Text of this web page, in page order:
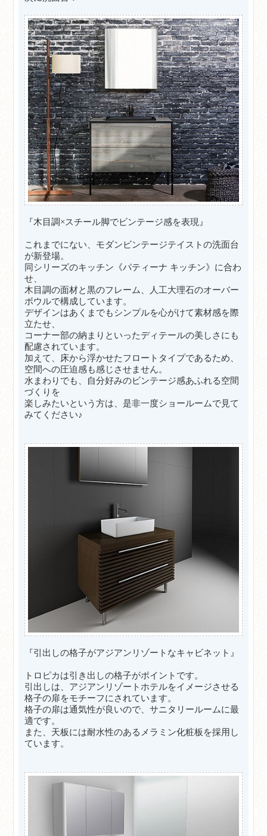
『木目調×スチール脚でビンテージ感を表現』
これまでにない、モダンビンテージテイストの洗面台
が新登場。
同シリーズのキッチン《パティーナ キッチン》に合わ
せ、
木目調の面材と黒のフレーム、人工大理石のオーバー
ボウルで構成しています。
デザインはあくまでもシンプルを心がけて素材感を際
立たせ、
コーナー部の納まりといったディテールの美しさにも
配慮されています。
加えて、床から浮かせたフロートタイプであるため、
空間への圧迫感も感じさせません。
水まわりでも、自分好みのビンテージ感あふれる空間
づくりを
楽しみたいという方は、是非一度ショールームで見て
みてください♪
『引出しの格子がアジアンリゾートなキャビネット』
トロピカは引き出しの格子がポイントです。
引出しは、アジアンリゾートホテルをイメージさせる
格子の扉をモチーフにされています。
格子の扉は通気性が良いので、サニタリールームに最
適です。
また、天板には耐水性のあるメラミン化粧板を採用し
ています。